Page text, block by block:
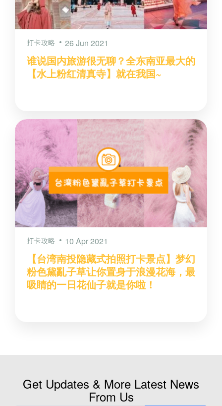
打卡攻略 26 Jun 2021
谁说国内旅游很无聊？全东南亚最大的
【水上粉红清真寺】就在我国~
打卡攻略 10 Apr 2021
【台湾南投隐藏式拍照打卡景点】梦幻
粉色黛亂子草让你置身于浪漫花海，最
吸睛的一日花仙子就是你啦！
Get Updates & More Latest News
From Us